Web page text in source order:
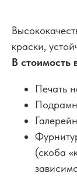
краски,
В стоимость
Печать
(скоба